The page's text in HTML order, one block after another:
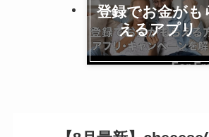
登録でお金がも
えるアプリ